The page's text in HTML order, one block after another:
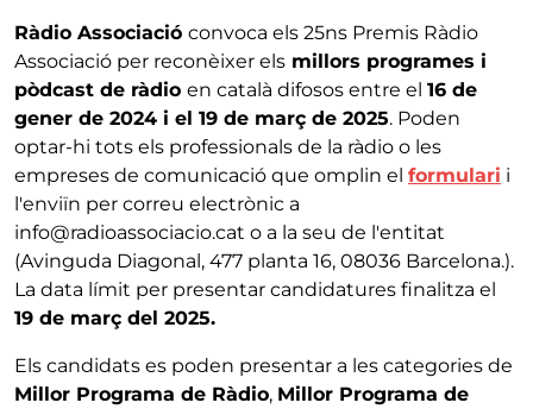
Ràdio Associació convoca els 25ns Premis Ràdio
Associació per reconèixer els millors programes i
pòdcast de ràdio en català difosos entre el 16 de
gener de 2024 i el 19 de març de 2025. Poden
optar-hi tots els professionals de la ràdio o les
empreses de comunicació que omplin el formulari i
l'enviïn per correu electrònic a
info@radioassociacio.cat o a la seu de l'entitat
(Avinguda Diagonal, 477 planta 16, 08036 Barcelona.).
La data límit per presentar candidatures finalitza el
19 de març del 2025.
Els candidats es poden presentar a les categories de
Millor Programa de Ràdio, Millor Programa de